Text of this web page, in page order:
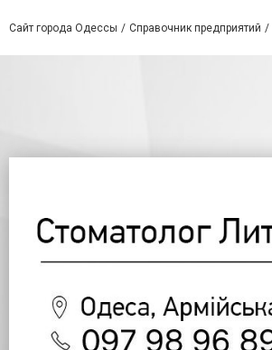
Сайт города Одессы Справочник предприятий